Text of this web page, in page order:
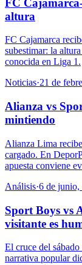
FC
altura
FC Cajamarca
subestimar: la
conocida en Liga 1.
Noticias·21 de
Alianza vs
mintiendo
Alianza Lima
cargado. En
apuesta conviene
Análisis·6 de junio,
Sport Boys vs
visitante es
El cruce del
narrativa popular